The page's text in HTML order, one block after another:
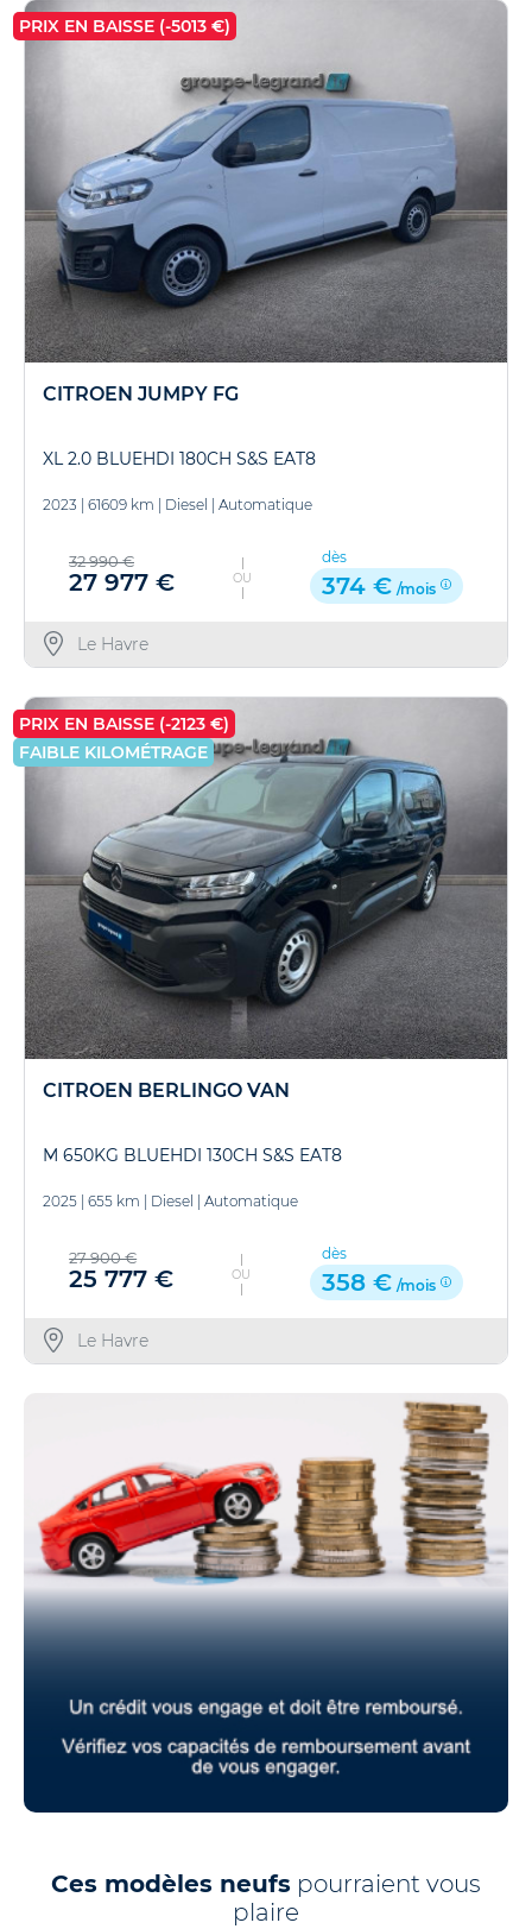
PRIX EN BAISSE (-5013 €)
CITROEN JUMPY FG
XL 2.0 BLUEHDI 180CH S&S EAT8
2023 61609 km Diesel Automatique
32 990 €
27 977 € OU
dès
374 € /mois
Le Havre
PRIX EN BAISSE (-2123 €)
FAIBLE KILOMÉTRAGE
CITROEN BERLINGO VAN
M 650KG BLUEHDI 130CH S&S EAT8
2025 655 km Diesel Automatique
27 900 €
25 777 € OU
dès
358 € /mois
Le Havre
Ces modèles neufs pourraient vous
plaire